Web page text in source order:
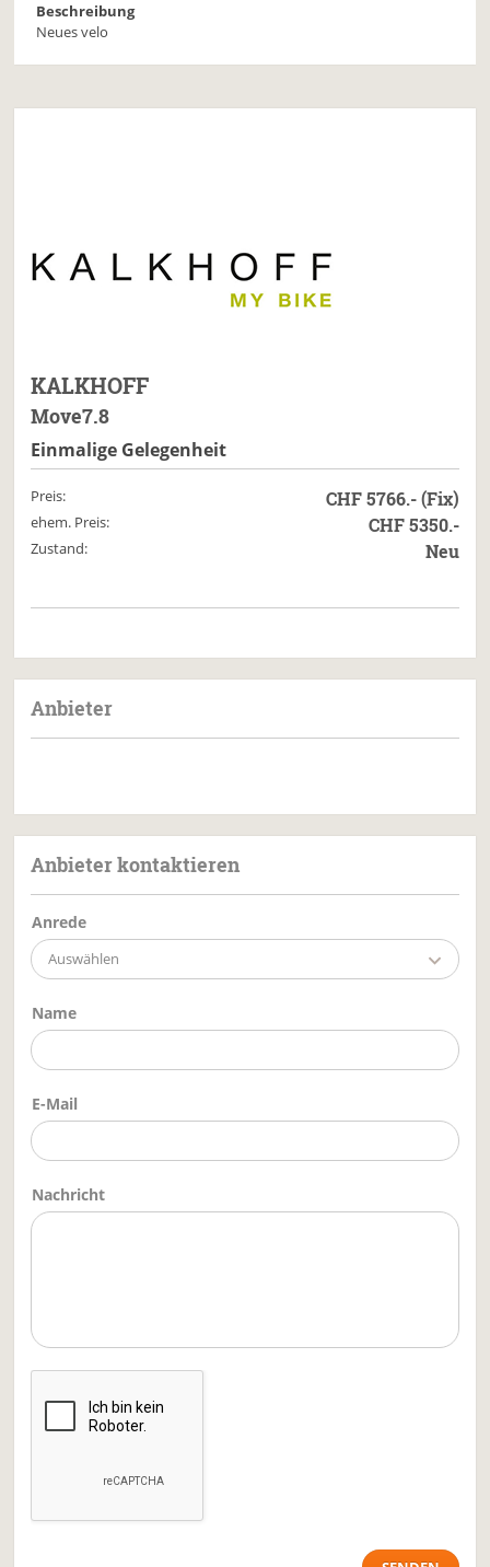
Beschreibung
Neues velo
KALKHOFF
Move7.8
Einmalige Gelegenheit
Preis: CHF 5766.- (Fix)
ehem. Preis: CHF 5350.-
Zustand: Neu
Anbieter
Anbieter kontaktieren
Anrede
Auswählen
Name
E-Mail
Nachricht